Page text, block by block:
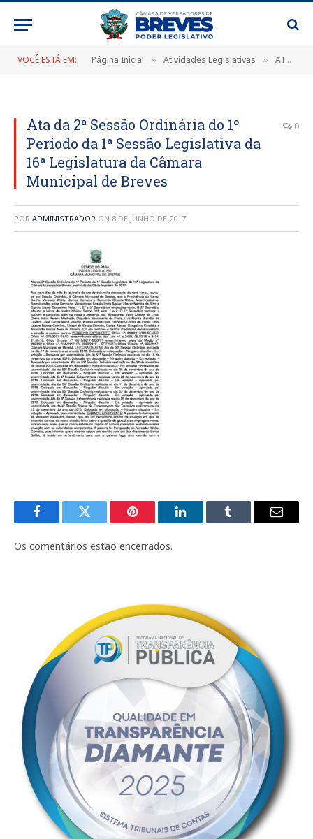
VOCÊ ESTÁ EM: Página Inicial » Atividades Legislativas » ATA DA 2ª SESSÃO ORDINÁRIA DO 1º PERÍODO DA 1ª SESSÃO LEGISLATIVA DA 18ª LEGISLATURA, DE 09 DE FEVEREIRO DE 2017
Ata da 2ª Sessão Ordinária do 1º
Período da 1ª Sessão Legislativa da
16ª Legislatura da Câmara
Municipal de Breves
0
POR ADMINISTRADOR ON 8 DE JUNHO DE 2017
FacebookTwitter Pinterest LinkedInTumblr
E-
Os comentários estão encerrados.